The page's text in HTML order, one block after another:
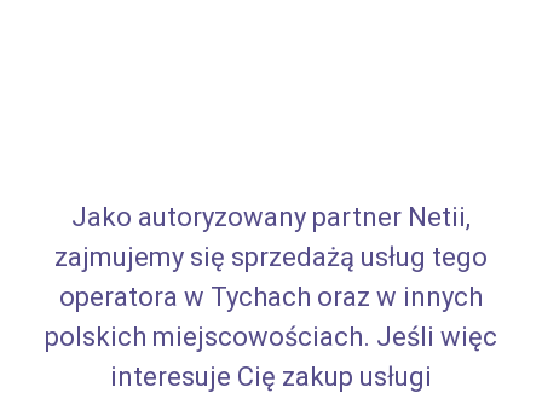
Jako autoryzowany partner Netii,
zajmujemy się sprzedażą usług tego
operatora w Tychach oraz w innych
polskich miejscowościach. Jeśli więc
interesuje Cię zakup usługi